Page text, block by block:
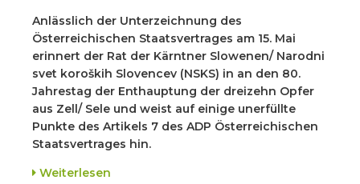
Anlässlich der Unterzeichnung des
Österreichischen Staatsvertrages am 15. Mai
erinnert der Rat der Kärntner Slowenen/ Narodni
svet koroških Slovencev (NSKS) in an den 80.
Jahrestag der Enthauptung der dreizehn Opfer
aus Zell/ Sele und weist auf einige unerfüllte
Punkte des Artikels 7 des ADP Österreichischen
Staatsvertrages hin.
Weiterlesen